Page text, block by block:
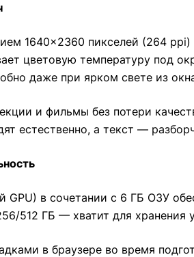
1640×2360 пикселей (264
цветовую температуру под
даже при ярком свете из
и фильмы без потери
естественно, а текст —
GPU) в сочетании с 6 ГБ ОЗУ
512 ГБ — хватит для
в браузере во время